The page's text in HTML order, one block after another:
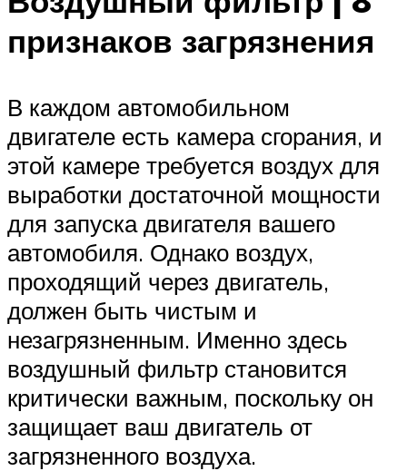
признаков загрязнения
В каждом автомобильном
двигателе есть камера сгорания, и
этой камере требуется воздух для
выработки достаточной мощности
для запуска двигателя вашего
автомобиля. Однако воздух,
проходящий через двигатель,
должен быть чистым и
незагрязненным. Именно здесь
воздушный фильтр становится
критически важным, поскольку он
защищает ваш двигатель от
загрязненного воздуха.